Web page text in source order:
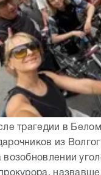
трагедии в
из
возобновлении